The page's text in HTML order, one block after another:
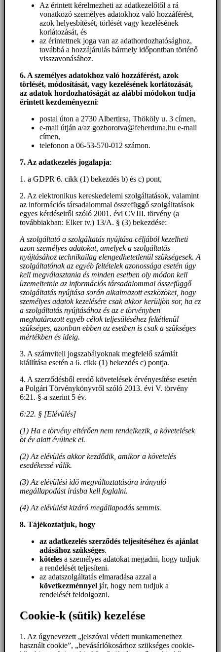
Az érintett kérelmezheti az adatkezelőtől a rá
vonatkozó személyes adatokhoz való hozzáférést,
azok helyesbítését, törlését vagy kezelésének
korlátozását, és
az érintettnek joga van az adathordozhatósághoz,
továbbá a hozzájárulás bármely időpontban történő
visszavonásához.
6. A személyes adatokhoz való hozzáférést, azok
törlését, módosítását, vagy kezelésének korlátozását,
az adatok hordozhatóságát az alábbi módokon tudja
érintett kezdeményezni:
postai úton a 2730 Albertirsa, Thököly u. 3 címen,
e-mail útján a/az gozborotva@feherduna.hu e-mail
címen,
telefonon a 06-53-570-012 számon.
7. Az adatkezelés jogalapja:
1. a GDPR 6. cikk (1) bekezdés b) és c) pont,
2. Az elektronikus kereskedelemi szolgáltatások, valamint
az információs társadalommal összefüggő szolgáltatások
egyes kérdéseiről szóló 2001. évi CVIII. törvény (a
továbbiakban: Elker tv.) 13/A. § (3) bekezdése:
A szolgáltató a szolgáltatás nyújtása céljából kezelheti
azon személyes adatokat, amelyek a szolgáltatás
nyújtásához technikailag elengedhetetlenül szükségesek. A
szolgáltatónak az egyéb feltételek azonossága esetén úgy
kell megválasztania és minden esetben oly módon kell
üzemeltetnie az információs társadalommal összefüggő
szolgáltatás nyújtása során alkalmazott eszközöket, hogy
személyes adatok kezelésére csak akkor kerüljön sor, ha ez
a szolgáltatás nyújtásához és az e törvényben
meghatározott egyéb célok teljesüléséhez feltétlenül
szükséges, azonban ebben az esetben is csak a szükséges
mértékben és ideig.
3. A számviteli jogszabályoknak megfelelő számlát
kiállítása esetén a 6. cikk (1) bekezdés c) pontja.
4. A szerződésből eredő követelések érvényesítése esetén
a Polgári Törvénykönyvről szóló 2013. évi V. törvény
6:21. §-a szerint 5 év.
6:22. § [Elévülés]
(1) Ha e törvény eltérően nem rendelkezik, a követelések
öt év alatt évülnek el.
(2) Az elévülés akkor kezdődik, amikor a követelés
esedékessé válik.
(3) Az elévülési idő megváltoztatására irányuló
megállapodást írásba kell foglalni.
(4) Az elévülést kizáró megállapodás semmis.
8. Tájékoztatjuk, hogy
az adatkezelés szerződés teljesítéséhez és ajánlat
adásához szükséges.
köteles a személyes adatokat megadni, hogy tudjuk
a rendelését teljesíteni.
az adatszolgáltatás elmaradása azzal a
következménnyel jár, hogy nem tudjuk a
rendelését feldolgozni.
Cookie-k (sütik) kezelése
1. Az úgynevezett „jelszóval védett munkamenethez
használt cookie”, „bevásárlókosárhoz szükséges cookie-